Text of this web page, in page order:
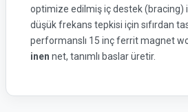
optimize edilmiş iç destek (bracing)
düşük frekans tepkisi için sıfırdan
performanslı 15 inç ferrit magnet
inen net, tanımlı baslar üretir.